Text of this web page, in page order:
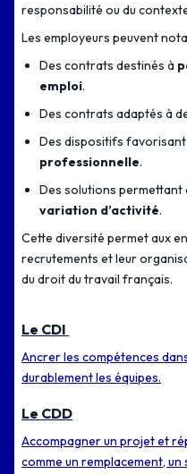
responsabilité ou du
Les employeurs peuvent
Des contrats destinés à
emploi.
Des contrats adaptés à
Des dispositifs favorisant
professionnelle.
Des solutions
variation d’activité.
Cette diversité permet aux
recrutements et leur
du droit du travail français.
Le CDI
Ancrer les compétences
durablement les équipes.
Le CDD
Accompagner un projet et
comme un remplacement,